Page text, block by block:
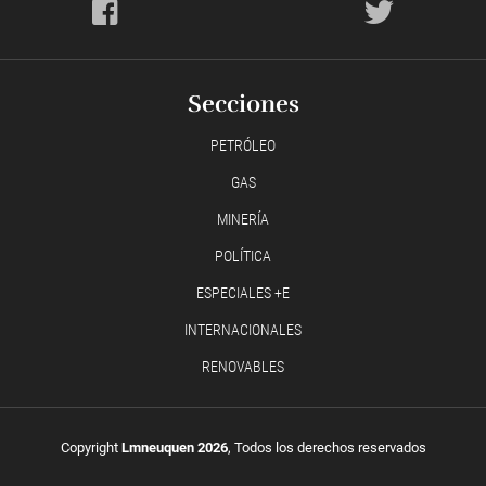
Secciones
PETRÓLEO
GAS
MINERÍA
POLÍTICA
ESPECIALES +E
INTERNACIONALES
RENOVABLES
Copyright Lmneuquen 2026, Todos los derechos reservados